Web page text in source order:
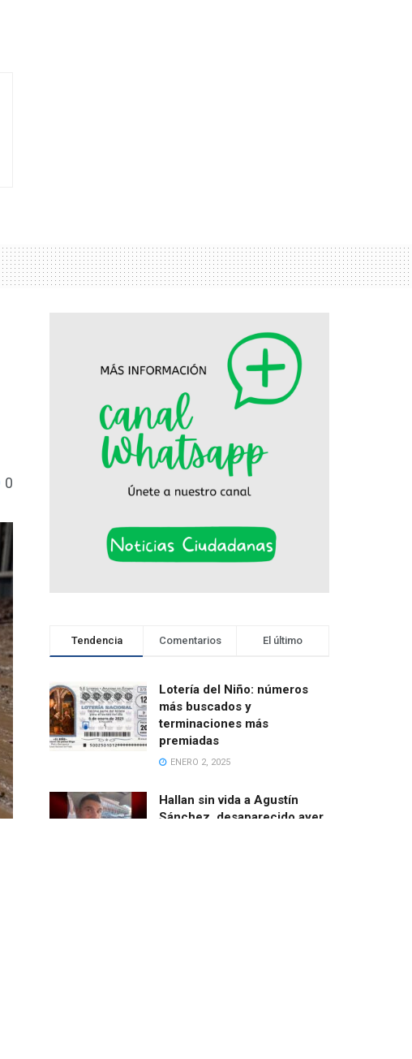
0
Tendencia Comentarios El último
Lotería del Niño: números
más buscados y
terminaciones más
premiadas
ENERO 2, 2025
Hallan sin vida a Agustín
Sánchez, desaparecido ayer